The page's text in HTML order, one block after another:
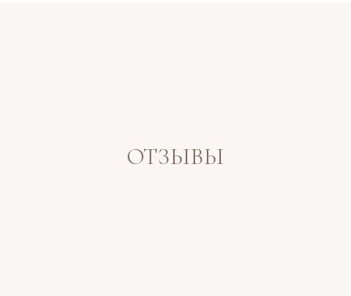
ОТЗЫВЫ